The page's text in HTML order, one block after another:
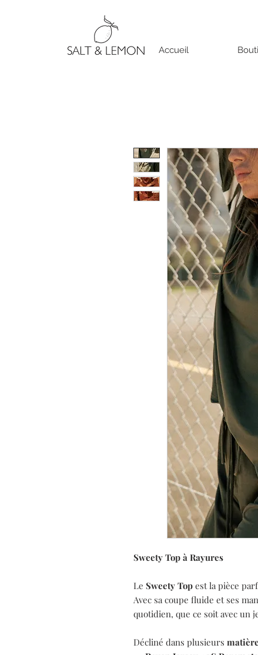
Accueil
Sweety Top à Rayures
Le Sweety Top est la pièce
Avec sa coupe fluide et ses
quotidien, que ce soit avec un
Décliné dans plusieurs